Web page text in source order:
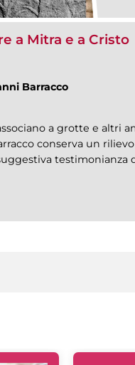
a Mitra e a Cristo
Barracco
a grotte e altri
conserva un
testimonianza